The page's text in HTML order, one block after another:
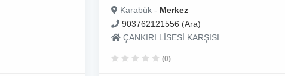
Karabük - Merkez
903762121556 (Ara)
ÇANKIRI LİSESİ KARŞISI
(0)